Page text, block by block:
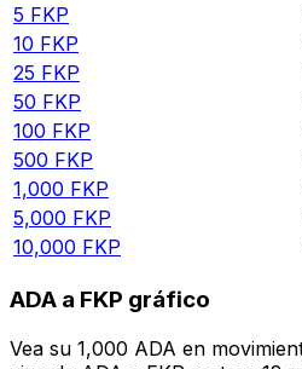
5 FKP
10 FKP
25 FKP
50 FKP
100 FKP
500 FKP
1,000 FKP
5,000 FKP
10,000 FKP
ADA a FKP gráfico
Vea su 1,000 ADA en